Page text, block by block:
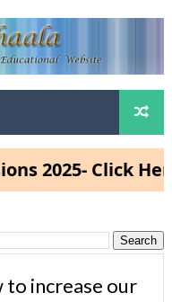
2025- Click Here
to increase our